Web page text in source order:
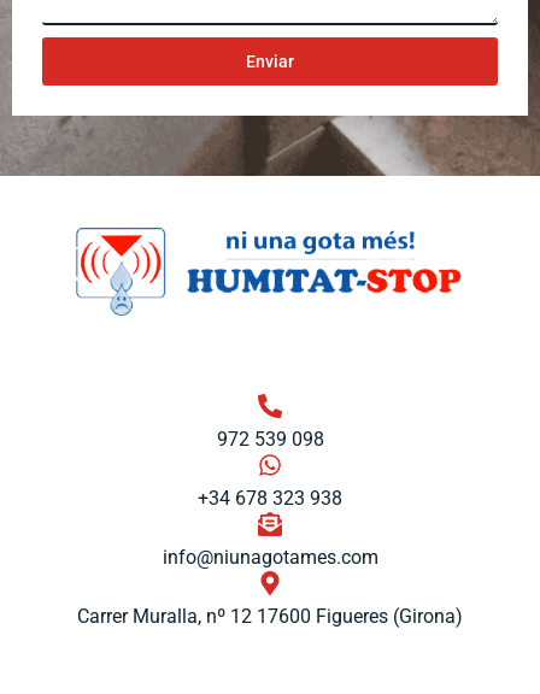
Enviar
972 539 098
+34 678 323 938
info@niunagotames.com
Carrer Muralla, nº 12 17600 Figueres (Girona)